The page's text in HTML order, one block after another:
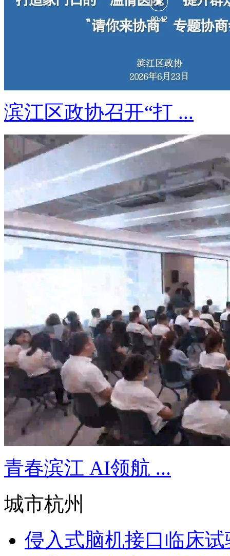
滨江区政协召开“打 ...
青春滨江 AI领航 ...
城市杭州
侵入式脑机接口临床